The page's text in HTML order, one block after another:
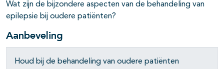
open- en dichtklappen
Wat zijn de bijzondere aspecten van de behandeling van
epilepsie bij oudere patiënten?
Aanbeveling
Houd bij de behandeling van oudere patiënten